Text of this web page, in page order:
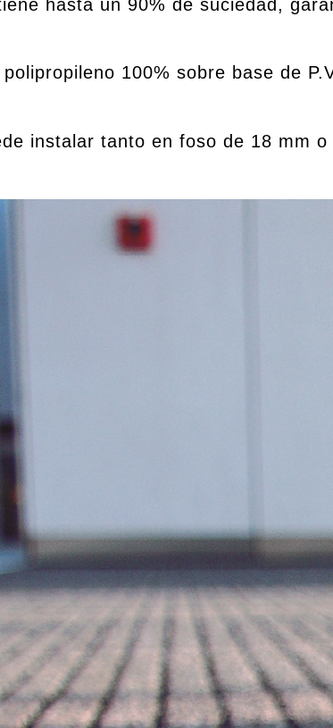
hasta un 90% de suciedad,
100% sobre base de
instalar tanto en foso de 18 mm